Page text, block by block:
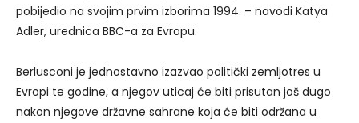
pobijedio na svojim prvim izborima 1994. – navodi Katya
Adler, urednica BBC-a za Evropu.
Berlusconi je jednostavno izazvao politički zemljotres u
Evropi te godine, a njegov uticaj će biti prisutan još dugo
nakon njegove državne sahrane koja će biti održana u